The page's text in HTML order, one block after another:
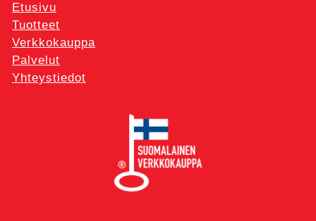
Etusivu
Tuotteet
Verkkokauppa
Palvelut
Yhteystiedot